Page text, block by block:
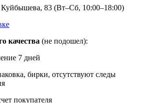
Куйбышева, 83 (Вт–Сб, 10:00–18:00)
качества (не подошел):
7 дней
бирки, отсутствуют следы
покупателя